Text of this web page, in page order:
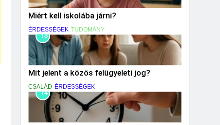
Miért kell iskolába járni?
ÉRDESSÉGEK TUDOMÁNY
13
Mit jelent a közös felügyeleti jog?
CSALÁD ÉRDESSÉGEK
14